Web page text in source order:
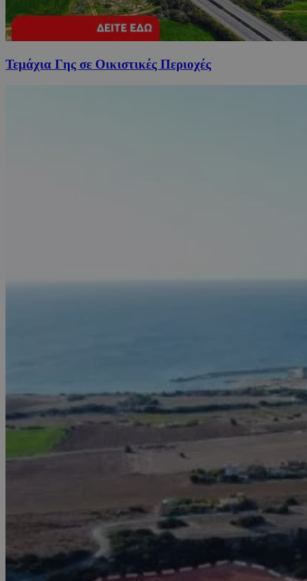
Τεμάχια Γης σε Οικιστικές Περιοχές